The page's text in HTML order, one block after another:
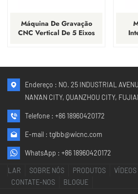
Máquina De Gravação
CNC Vertical De 5 Eixos
Endereço : NO. 25 INDUSTRIAL
NAN'AN CITY, QUANZHOU CITY,
Telefone : +86 18960420172
E-mail : tglbb@wicnc.com
WhatsApp : +86 18960420172
LAR SOBRE NÓS PRODUTOS VÍDEOS
CONTATE-NOS
BLOGUE